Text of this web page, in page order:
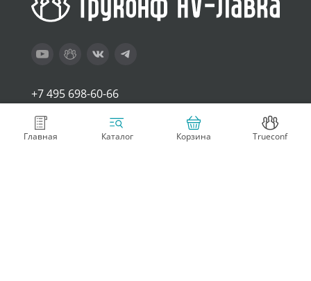
Главная Каталог Trueconf
Корзина
+7 495 698-60-66